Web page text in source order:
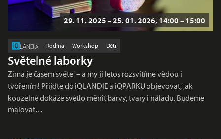
29. 11. 2025 – 25. 01. 2026, 14:00 – 15:00
LANDIA Rodina Workshop Děti
Světelné laborky
Zima je časem světel – a my ji letos rozsvítíme vědou i
tvořením! Přijďte do iQLANDIE a iQPARKU objevovat, jak
kouzelně dokáže světlo měnit barvy, tvary i náladu. Budeme
malovat…